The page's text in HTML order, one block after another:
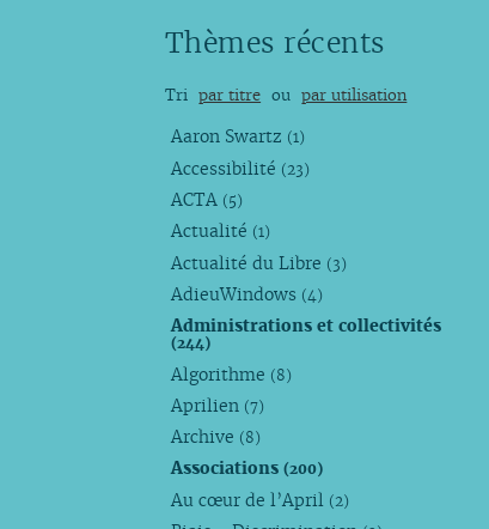
Thèmes récents
Tri par titre ou par utilisation
Aaron Swartz (1)
Accessibilité (23)
ACTA (5)
Actualité (1)
Actualité du Libre (3)
AdieuWindows (4)
Administrations et collectivités
(244)
Algorithme (8)
Aprilien (7)
Archive (8)
Associations(200)
Au cœur de l’April (2)